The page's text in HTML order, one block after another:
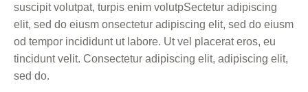
suscipit volutpat, turpis enim volutpSectetur adipiscing
elit, sed do eiusm onsectetur adipiscing elit, sed do eiusm
od tempor incididunt ut labore. Ut vel placerat eros, eu
tincidunt velit. Consectetur adipiscing elit, adipiscing elit,
sed do.